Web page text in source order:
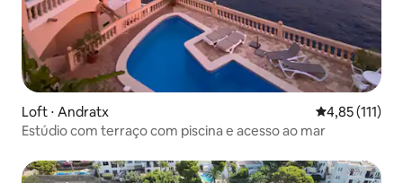
Loft ⋅ Andratx 4,85 de uma
4,85 (111)
Estúdio com terraço com piscina e acesso ao mar